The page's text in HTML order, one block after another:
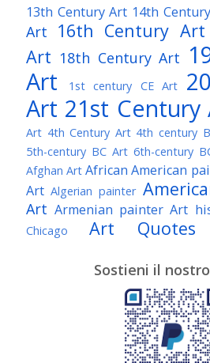
13th Century Art 14th
Art
16th Century Art
Art 18th Century Art
Art
1st century CE Art
Art 21st Century
Art 4th Century Art 4th century
5th-century BC Art 6th-century
Afghan Art African American
Art Algerian painter
Art Armenian painter Art
Chicago
Art
Awarded Artist
Belgian Art
Brazilian Art
Brooklyn Museum
Caravaggio
Sostieni il